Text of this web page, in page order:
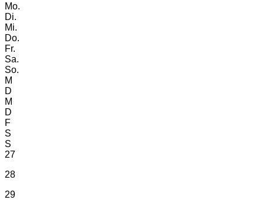
Mo.
Di.
Mi.
Do.
Fr.
Sa.
So.
M
D
M
D
F
S
S
27
28
29